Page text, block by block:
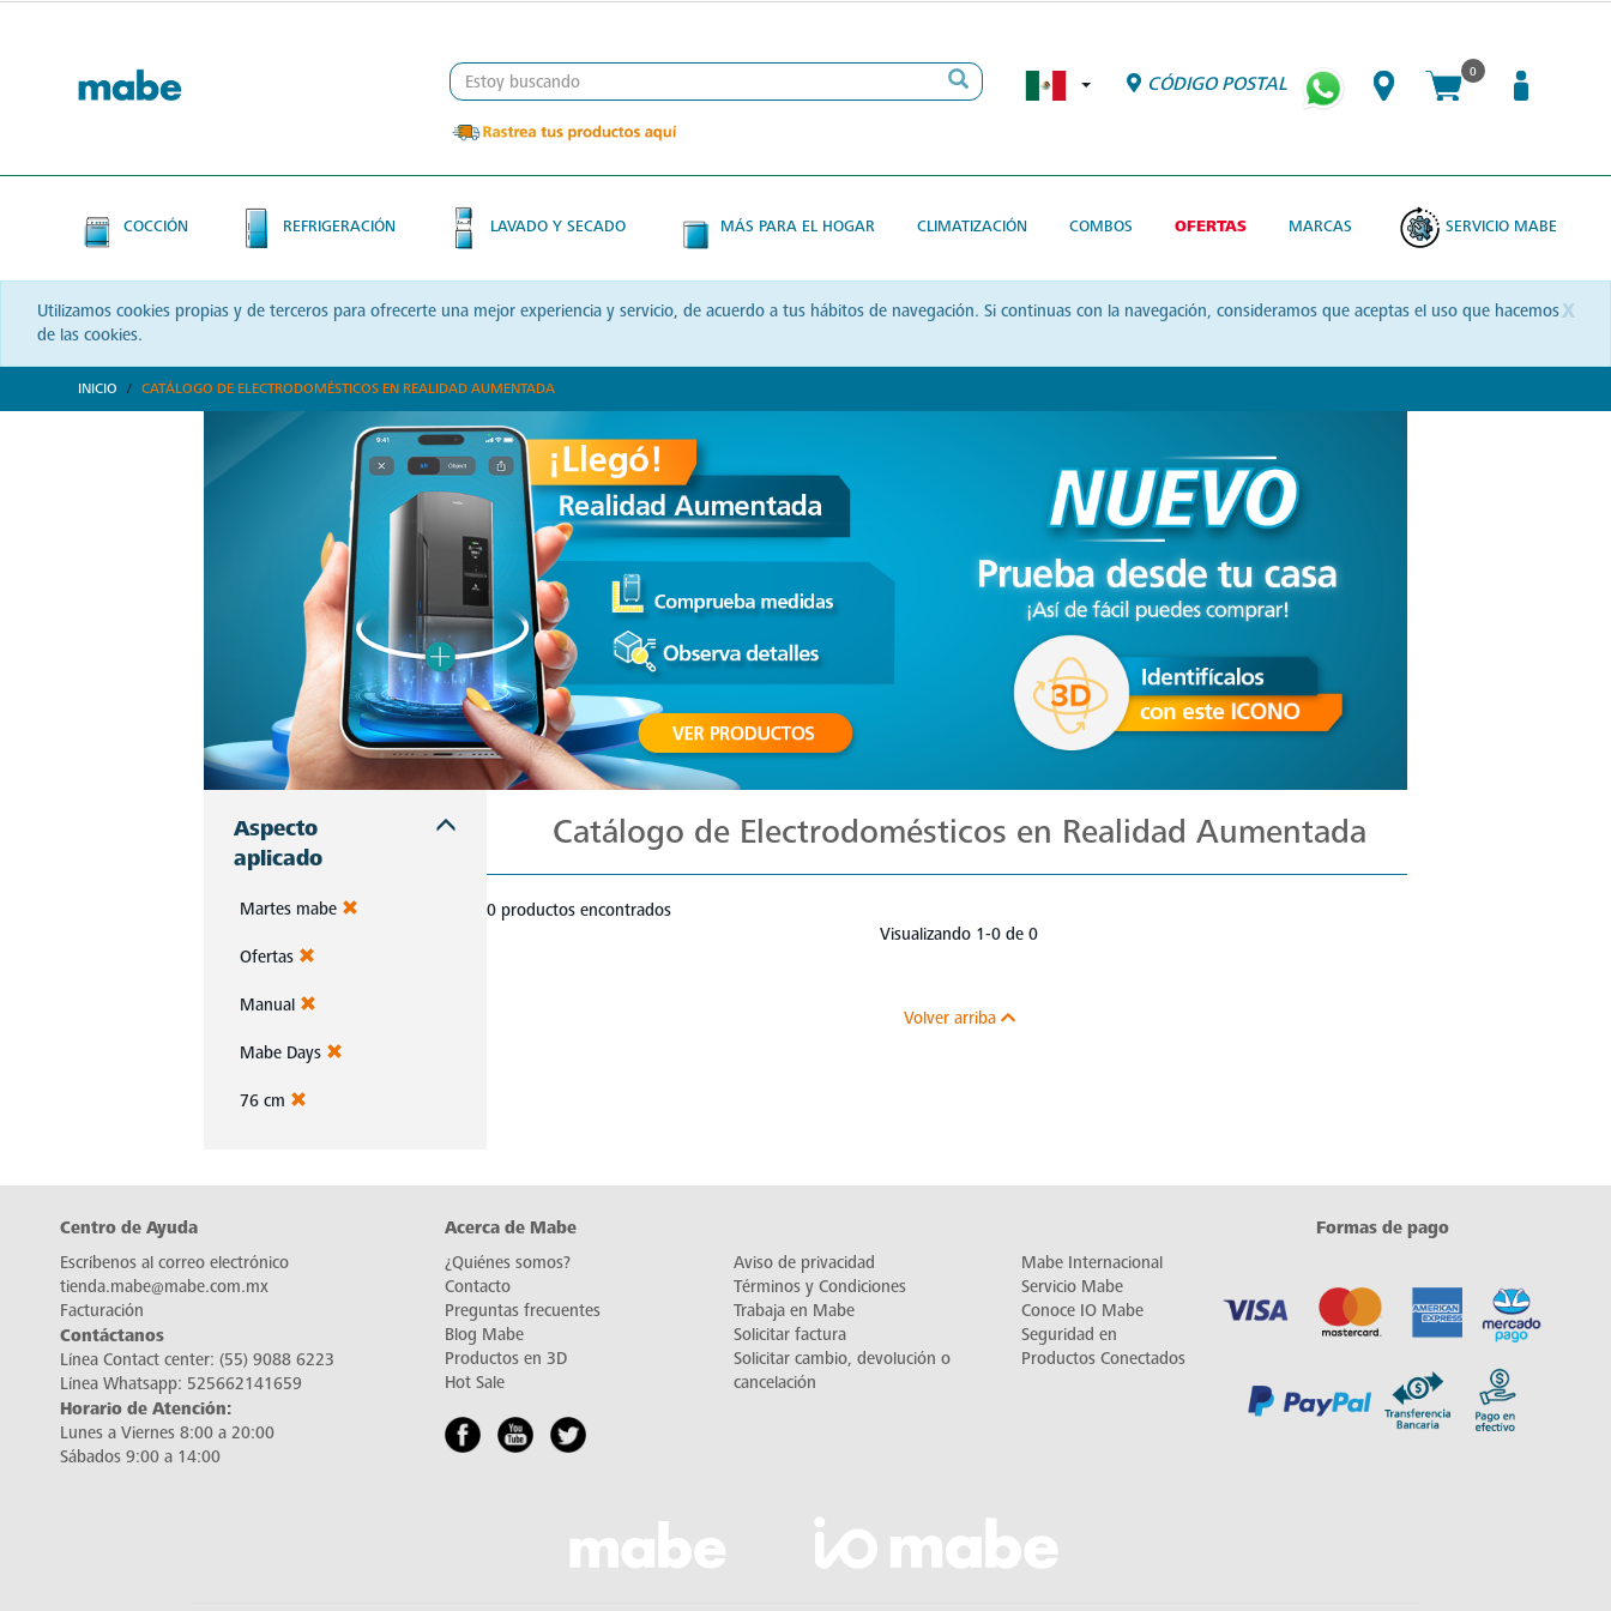
CÓDIGO POSTAL
0
COCCIÓN REFRIGERACIÓN LAVADO Y SECADO MÁS PARA EL HOGAR CLIMATIZACIÓN COMBOS OFERTAS MARCAS SERVICIO MABE
x
Utilizamos cookies propias y de terceros para ofrecerte una mejor experiencia y servicio, de acuerdo a tus hábitos de navegación. Si continuas con la navegación, consideramos que aceptas el uso que hacemos
de las cookies.
INICIO CATÁLOGO DE ELECTRODOMÉSTICOS EN REALIDAD AUMENTADA
Aspecto
aplicado
Martes mabe
Ofertas
Manual
Mabe Days
76 cm
Catálogo de Electrodomésticos en Realidad Aumentada
0 productos encontrados
Visualizando 1-0 de 0
Volver arriba
Centro de Ayuda
Escríbenos al correo electrónico
tienda.mabe@mabe.com.mx
Facturación
Contáctanos
Línea Contact center: (55) 9088 6223
Línea Whatsapp: 525662141659
Horario de Atención:
Lunes a Viernes 8:00 a 20:00
Sábados 9:00 a 14:00
Acerca de Mabe
¿Quiénes somos?
Contacto
Preguntas frecuentes
Blog Mabe
Productos en 3D
Hot Sale
Aviso de privacidad
Términos y Condiciones
Trabaja en Mabe
Solicitar factura
Solicitar cambio, devolución o
cancelación
Mabe Internacional
Servicio Mabe
Conoce IO Mabe
Seguridad en
Productos Conectados
Formas de pago